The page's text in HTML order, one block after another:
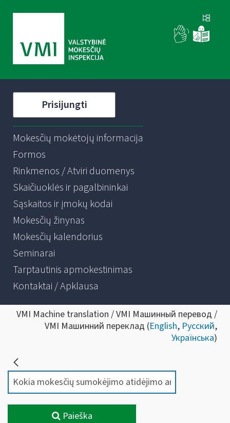
Prisijungti
Mokesčių mokėtojų informacija
Formos
Rinkmenos / Atviri duomenys
Skaičiuoklės ir pagalbininkai
Sąskaitos ir įmokų kodai
Mokesčių žinynas
Mokesčių kalendorius
Seminarai
Tarptautinis apmokestinimas
Kontaktai / Apklausa
VMI Machine translation / VMI Машинный перевод /
VMI Машинний переклад (English, Русский,
Українська)
Paieška